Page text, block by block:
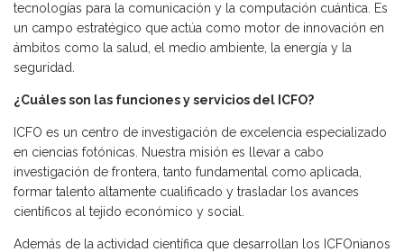
tecnologías para la comunicación y la computación cuántica. Es
un campo estratégico que actúa como motor de innovación en
ámbitos como la salud, el medio ambiente, la energía y la
seguridad.
¿Cuáles son las funciones y servicios del ICFO?
ICFO es un centro de investigación de excelencia especializado
en ciencias fotónicas. Nuestra misión es llevar a cabo
investigación de frontera, tanto fundamental como aplicada,
formar talento altamente cualificado y trasladar los avances
científicos al tejido económico y social.
Además de la actividad científica que desarrollan los ICFOnianos